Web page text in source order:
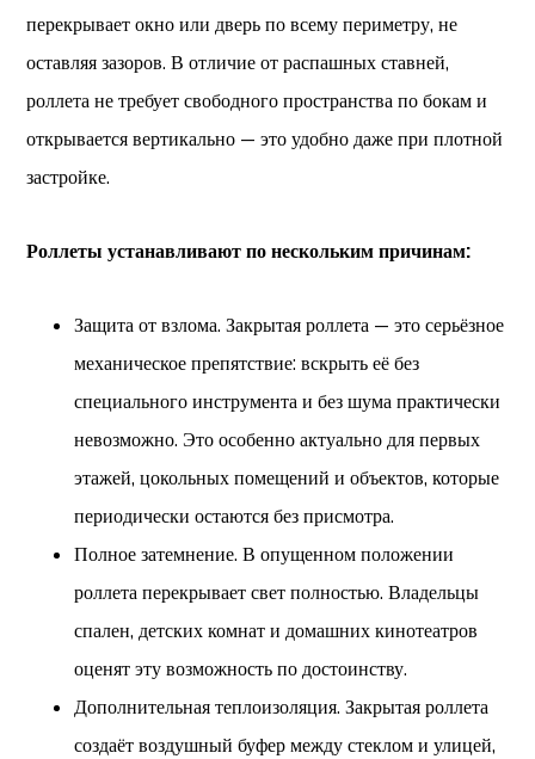
перекрывает окно или дверь по всему периметру, не
оставляя зазоров. В отличие от распашных ставней,
роллета не требует свободного пространства по бокам и
открывается вертикально — это удобно даже при плотной
застройке.
Роллеты устанавливают по нескольким причинам:
Защита от взлома. Закрытая роллета — это серьёзное
механическое препятствие: вскрыть её без
специального инструмента и без шума практически
невозможно. Это особенно актуально для первых
этажей, цокольных помещений и объектов, которые
периодически остаются без присмотра.
Полное затемнение. В опущенном положении
роллета перекрывает свет полностью. Владельцы
спален, детских комнат и домашних кинотеатров
оценят эту возможность по достоинству.
Дополнительная теплоизоляция. Закрытая роллета
создаёт воздушный буфер между стеклом и улицей,